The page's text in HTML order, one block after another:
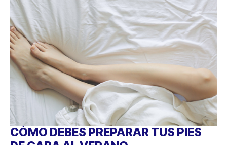
CÓMO DEBES PREPARAR TUS PIES